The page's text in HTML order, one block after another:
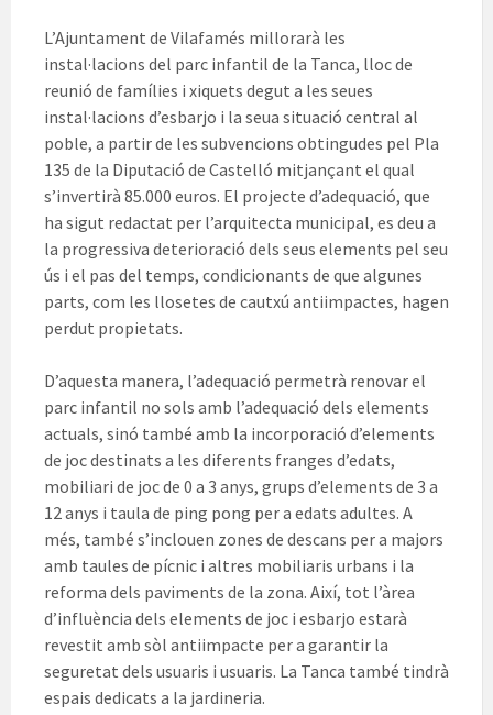
L’Ajuntament de Vilafamés millorarà les
instal·lacions del parc infantil de la Tanca, lloc de
reunió de famílies i xiquets degut a les seues
instal·lacions d’esbarjo i la seua situació central al
poble, a partir de les subvencions obtingudes pel Pla
135 de la Diputació de Castelló mitjançant el qual
s’invertirà 85.000 euros. El projecte d’adequació, que
ha sigut redactat per l’arquitecta municipal, es deu a
la progressiva deterioració dels seus elements pel seu
ús i el pas del temps, condicionants de que algunes
parts, com les llosetes de cautxú antiimpactes, hagen
perdut propietats.
D’aquesta manera, l’adequació permetrà renovar el
parc infantil no sols amb l’adequació dels elements
actuals, sinó també amb la incorporació d’elements
de joc destinats a les diferents franges d’edats,
mobiliari de joc de 0 a 3 anys, grups d’elements de 3 a
12 anys i taula de ping pong per a edats adultes. A
més, també s’inclouen zones de descans per a majors
amb taules de pícnic i altres mobiliaris urbans i la
reforma dels paviments de la zona. Així, tot l’àrea
d’influència dels elements de joc i esbarjo estarà
revestit amb sòl antiimpacte per a garantir la
seguretat dels usuaris i usuaris. La Tanca també tindrà
espais dedicats a la jardineria.